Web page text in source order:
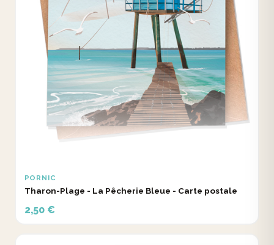
PORNIC
Tharon-Plage - La Pêcherie Bleue - Carte postale
2,50 €